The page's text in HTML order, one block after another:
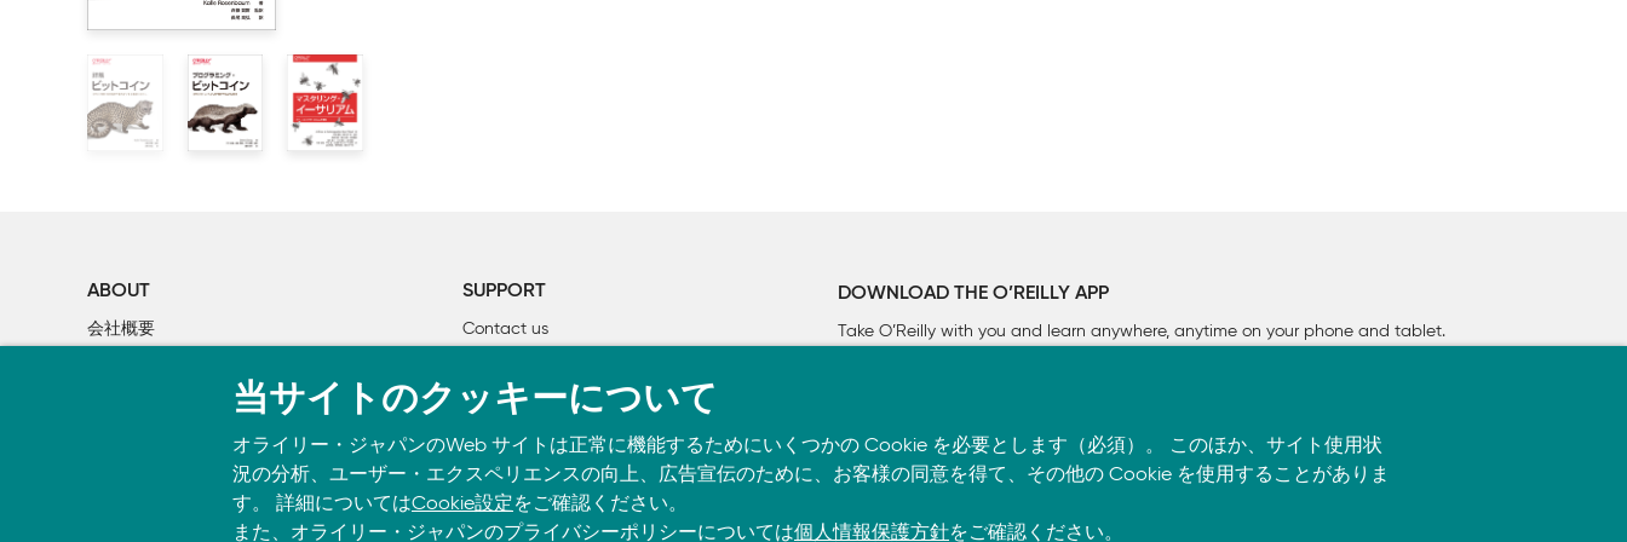
■P.179「9.2.2 Greeterコントラクトのインポート」の5行目
【正】$ cp <greeter ディレクトリへのパス>/contracts/Greeter.sol contracts/
■P.192 2行目のコマンド
【誤】$ npm install --save react-router-dom
const web3 = await getWeb3();
【正】
const web3 = new Web3(provider);
■P.201 リスト10-19
import getWeb3 from "./getWeb3";
import FundraiserFactoryContract from "./contracts/FundraiserFactory.json";
    1.3　イーサリアムの基礎
        1.3.2　アカウント
        1.3.3　コントラクト
        1.3.4　ブロックとトランザクション
2章　非中央集権アプリケーション
    2.1　トークン
        2.1.1　ERC-20
        2.1.2　ERC-721：ノンファンジブルトークン
    2.2　サプライチェーン
    2.3　永続的な記録
    2.4　アプリケーションに対するブロックチェーンの適性評価
        2.4.1　検証可能
        2.4.2　透明性
ABOUT
会社概要
SUPPORT
Contact us
書籍注文
DOWNLOAD THE O’REILLY APP
Take O’Reilly with you and learn anywhere, anytime on your phone and tablet.
当サイトのクッキーについて
オライリー・ジャパンのWeb サイトは正常に機能するためにいくつかの Cookie を必要とします（必須）。 このほか、サイト使用状
況の分析、ユーザー・エクスペリエンスの向上、広告宣伝のために、お客様の同意を得て、その他の Cookie を使用することがありま
す。 詳細についてはCookie設定をご確認ください。
また、オライリー・ジャパンのプライバシーポリシーについては個人情報保護方針をご確認ください。